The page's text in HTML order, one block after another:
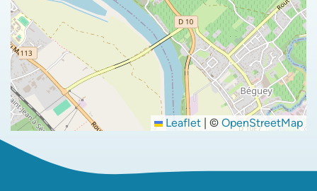
Leaflet | © OpenStreetMap